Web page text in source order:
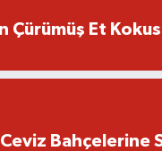
Çürümüş Et
Ceviz Bahçelerine